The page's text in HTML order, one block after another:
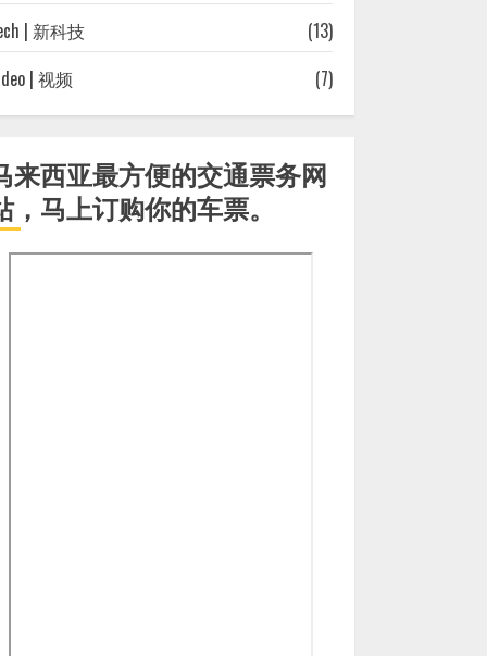
| 新科技
(13)
| 视频
(7)
来西亚最方便的交通票务网
，马上订购你的车票。